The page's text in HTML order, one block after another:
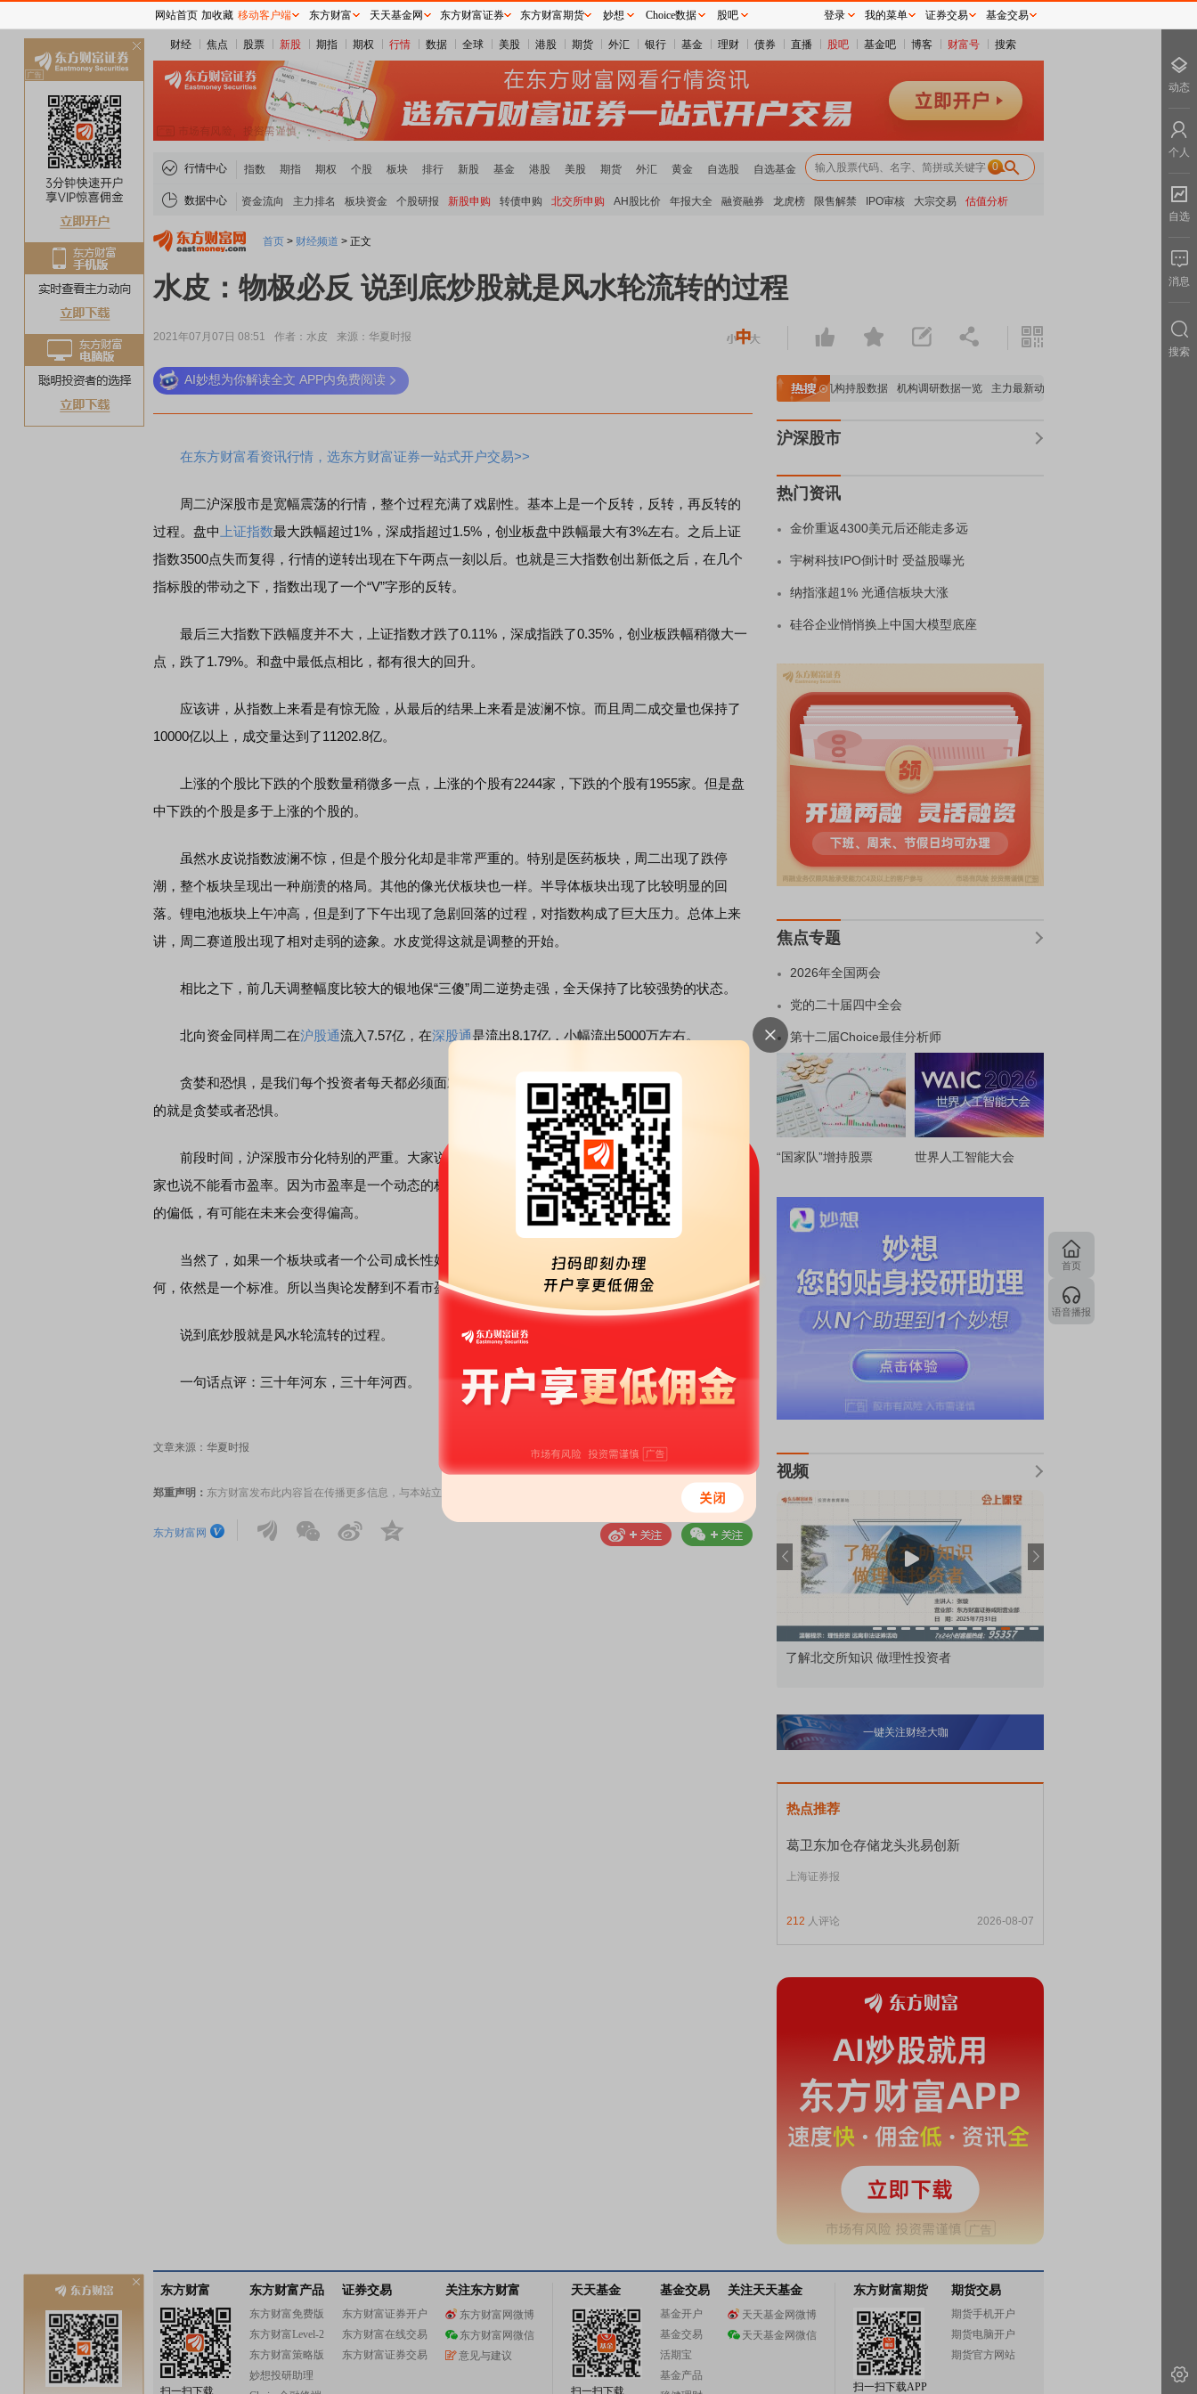
财经 焦点 股票 新股 期指 期权 行情 数据 全球 美股 港股 期货 外汇 银行 基金 理财 债券 直播 股吧 基金吧 博客 财富号 搜索
行情中心 指数 期指 期权 个股 板块 排行 新股 基金 港股 美股 期货 外汇 黄金 自选股 自选基金 0
数据中心 资金流向 主力排名 板块资金 个股研报 新股申购 转债申购 北交所申购 AH股比价 年报大全 融资融券 龙虎榜 限售解禁 IPO审核 大宗交易 估值分析
首页 > 财经频道 > 正文
水皮：物极必反 说到底炒股就是风水轮流转的过程
2021年07月07日 08:51 作者：水皮 来源：华夏时报
AI妙想为你解读全文 APP内免费阅读
在东方财富看资讯行情，选东方财富证券一站式开户交易>>
周二沪深股市是宽幅震荡的行情，整个过程充满了戏剧性。基本上是一个反转，反转，再反转的
过程。盘中 上证指数最大跌幅超过1%，深成指超过1.5%，创业板盘中跌幅最大有3%左右。之后上证
指数3500点失而复得，行情的逆转出现在下午两点一刻以后。也就是三大指数创出新低之后，在几个
指标股的带动之下，指数出现了一个“V”字形的反转。
最后三大指数下跌幅度并不大，上证指数才跌了0.11%，深成指跌了0.35%，创业板跌幅稍微大一
点，跌了1.79%。和盘中最低点相比，都有很大的回升。
应该讲，从指数上来看是有惊无险，从最后的结果上来看是波澜不惊。而且周二成交量也保持了
10000亿以上，成交量达到了11202.8亿。
上涨的个股比下跌的个股数量稍微多一点，上涨的个股有2244家，下跌的个股有1955家。但是盘
中下跌的个股是多于上涨的个股的。
虽然水皮说指数波澜不惊，但是个股分化却是非常严重的。特别是医药板块，周二出现了跌停
潮，整个板块呈现出一种崩溃的格局。其他的像光伏板块也一样。半导体板块出现了比较明显的回
落。锂电池板块上午冲高，但是到了下午出现了急剧回落的过程，对指数构成了巨大压力。总体上来
讲，周二赛道股出现了相对走弱的迹象。水皮觉得这就是调整的开始。
相比之下，前几天调整幅度比较大的银地保“三傻”周二逆势走强，全天保持了比较强势的状态。
北向资金同样周二在沪股通流入7.57亿，在深股通是流出8.17亿，小幅流出5000万左右。
贪婪和恐惧，是我们每个投资者每天都必须面对的选择。当股票涨过头或者跌过头的时候，对应
的就是贪婪或者恐惧。
前段时间，沪深股市分化特别的严重。大家说不能看上涨个股的市盈率；问题是下跌的个股，大
家也说不能看市盈率。因为市盈率是一个动态的标准，是一个相对的标准。因为在下跌过程中市盈率
的偏低，有可能在未来会变得偏高。
当然了，如果一个板块或者一个公司成长性好，现在偏高市盈率在未来也许会偏低。但是无论如
何，依然是一个标准。所以当舆论发酵到不看市盈率的时候，两极分化也就到了物极必反的时候。
说到底炒股就是风水轮流转的过程。
一句话点评：三十年河东，三十年河西。
文章来源：华夏时报 责任编辑：DF064
郑重声明： 东方财富发布此内容旨在传播更多信息，与本站立场无关，不构成投资建议。据此操作，风险自担。 举报
东方财富网
稀土板块领涨 A股估值分析全览 重要机构持股数据 机构调研数据一览 主力最新动向
沪深股市
热门资讯
金价重返4300美元后还能走多远
宇树科技IPO倒计时 受益股曝光
纳指涨超1% 光通信板块大涨
硅谷企业悄悄换上中国大模型底座
焦点专题
2026年全国两会
党的二十届四中全会
第十二届Choice最佳分析师
“国家队”增持股票 世界人工智能大会
视频
市价委托那么多种，究竟怎么用？
一键关注财经大咖
热点推荐
葛卫东加仓存储龙头兆易创新
上海证券报
212 人评论 2026-08-07
首页
语音播报
东方财富
扫一扫下载
东方财富产品
东方财富免费版
东方财富Level-2
东方财富策略版
妙想投研助理
证券交易
东方财富证券开户
东方财富在线交易
东方财富证券交易
关注东方财富
东方财富网微博
东方财富网微信
意见与建议
天天基金
扫一扫下载
基金交易
基金开户
基金交易
活期宝
基金产品
关注天天基金
天天基金网微博
天天基金网微信
东方财富期货
扫一扫下载APP
期货交易
期货手机开户
期货电脑开户
期货官方网站
网站首页 加收藏 移动客户端 东方财富 天天基金网 东方财富证券 东方财富期货 妙想 Choice数据 股吧 登录 我的菜单 证券交易 基金交易
动态
个人
自选
消息
搜索
关